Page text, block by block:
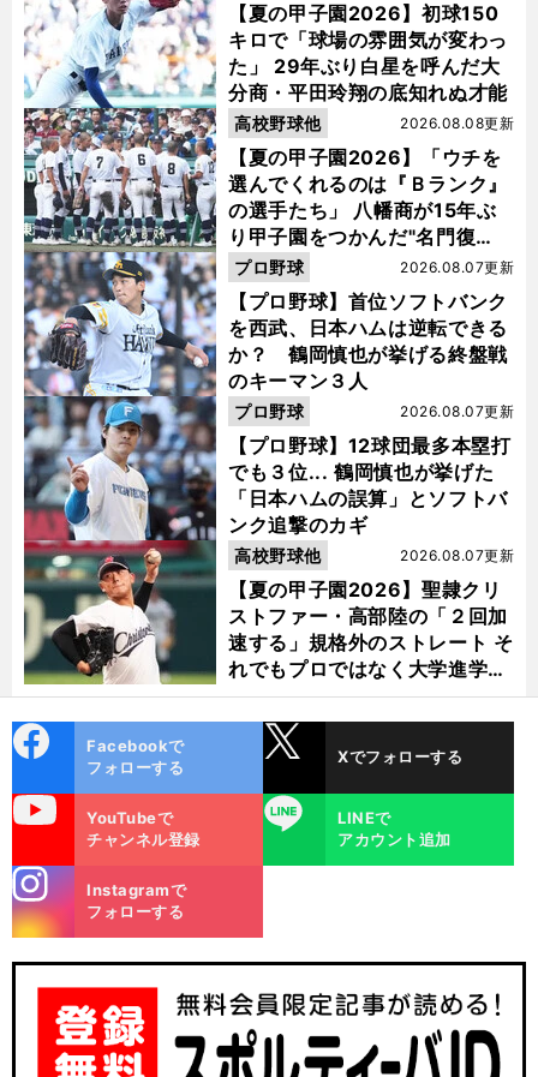
【夏の甲子園2026】初球150
キロで「球場の雰囲気が変わっ
た」 29年ぶり白星を呼んだ大
分商・平田玲翔の底知れぬ才能
【夏の甲子園2026】「ウチを
選んでくれるのは『Ｂランク』
の選手たち」 八幡商が15年ぶ
り甲子園をつかんだ"名門復
活"の舞台裏
2026.08.08更新
高校野球他
【プロ野球】首位ソフトバンク
を西武、日本ハムは逆転できる
か？ 鶴岡慎也が挙げる終盤戦
のキーマン３人
2026.08.07更新
プロ野球
【プロ野球】12球団最多本塁打
でも３位... 鶴岡慎也が挙げた
「日本ハムの誤算」とソフトバ
ンク追撃のカギ
2026.08.07更新
プロ野球
【夏の甲子園2026】聖隷クリ
ストファー・高部陸の「２回加
速する」規格外のストレート そ
れでもプロではなく大学進学を
選ぶ理由
2026.08.07更新
高校野球他
ok
Facebookで
フォローする
Xでフォローする
YouTubeで
チャンネル登録
LINE
LINEで
アカウント追加
m
Instagramで
フォローする